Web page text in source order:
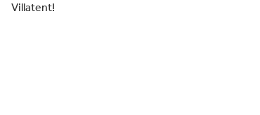
Villatent!